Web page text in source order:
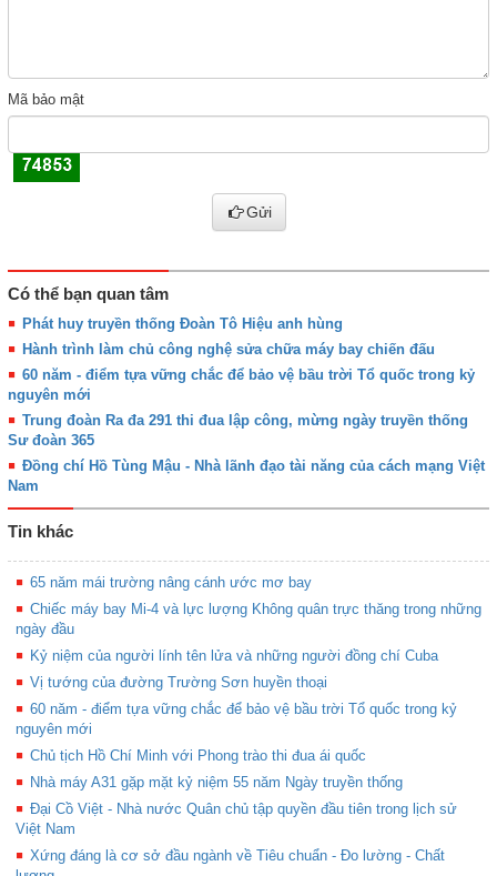
Mã bảo mật
Gửi
Có thể bạn quan tâm
Phát huy truyền thống Đoàn Tô Hiệu anh hùng
Hành trình làm chủ công nghệ sửa chữa máy bay chiến đấu
60 năm - điểm tựa vững chắc để bảo vệ bầu trời Tổ quốc trong kỷ
nguyên mới
Trung đoàn Ra đa 291 thi đua lập công, mừng ngày truyền thống
Sư đoàn 365
Đồng chí Hồ Tùng Mậu - Nhà lãnh đạo tài năng của cách mạng Việt
Nam
Tin khác
65 năm mái trường nâng cánh ước mơ bay
Chiếc máy bay Mi-4 và lực lượng Không quân trực thăng trong những
ngày đầu
Kỷ niệm của người lính tên lửa và những người đồng chí Cuba
Vị tướng của đường Trường Sơn huyền thoại
60 năm - điểm tựa vững chắc để bảo vệ bầu trời Tổ quốc trong kỷ
nguyên mới
Chủ tịch Hồ Chí Minh với Phong trào thi đua ái quốc
Nhà máy A31 gặp mặt kỷ niệm 55 năm Ngày truyền thống
Đại Cồ Việt - Nhà nước Quân chủ tập quyền đầu tiên trong lịch sử
Việt Nam
Xứng đáng là cơ sở đầu ngành về Tiêu chuẩn - Đo lường - Chất